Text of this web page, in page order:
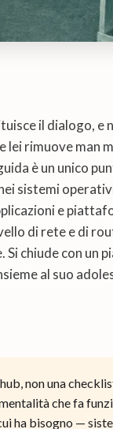
il dialogo, e
lei rimuove man
è un unico
sistemi
e
di rete e di
chiude con un
al suo
non una
che fa
ha bisogno —